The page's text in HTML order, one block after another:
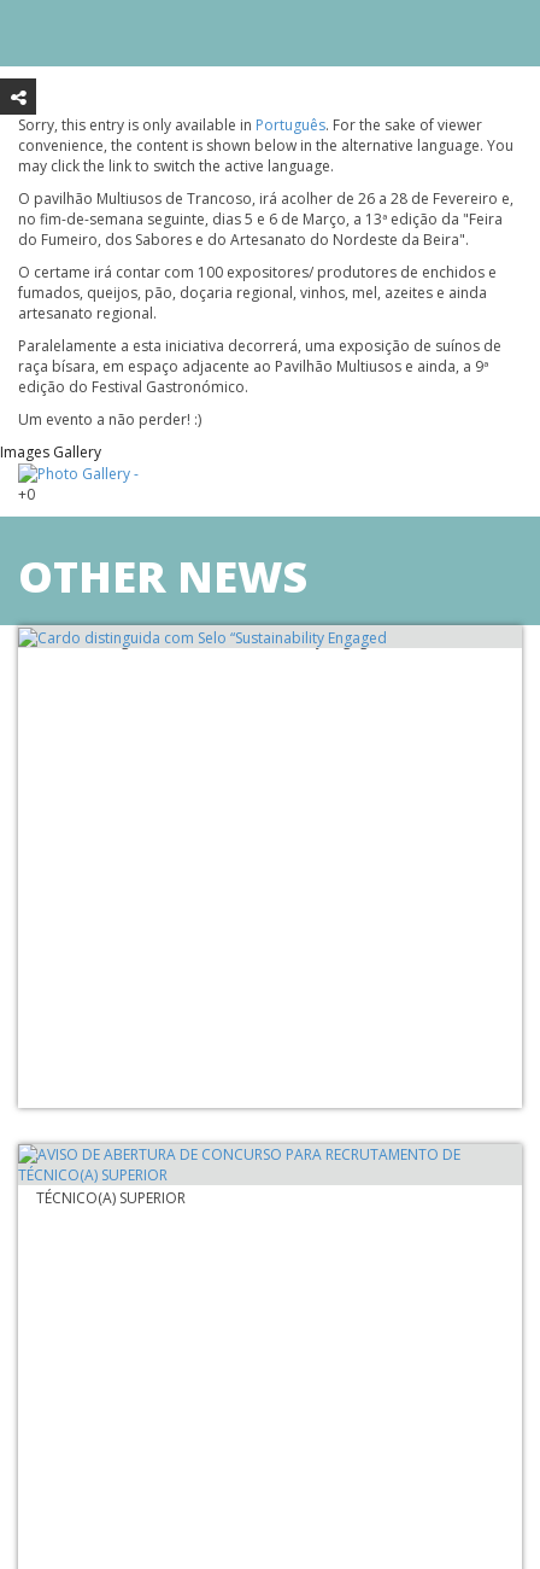
Sorry, this entry is only available in Português. For the sake of viewer
convenience, the content is shown below in the alternative language. You
may click the link to switch the active language.
O pavilhão Multiusos de Trancoso, irá acolher de 26 a 28 de Fevereiro e,
no fim-de-semana seguinte, dias 5 e 6 de Março, a 13ª edição da "Feira
do Fumeiro, dos Sabores e do Artesanato do Nordeste da Beira".
O certame irá contar com 100 expositores/ produtores de enchidos e
fumados, queijos, pão, doçaria regional, vinhos, mel, azeites e ainda
artesanato regional.
Paralelamente a esta iniciativa decorrerá, uma exposição de suínos de
raça bísara, em espaço adjacente ao Pavilhão Multiusos e ainda, a 9ª
edição do Festival Gastronómico.
Um evento a não perder! :)
Images Gallery
+0
OTHER NEWS
Cardo distinguida com Selo “Sustainability Engaged
AVISO DE ABERTURA DE CONCURSO PARA RECRUTAMENTO DE
TÉCNICO(A) SUPERIOR